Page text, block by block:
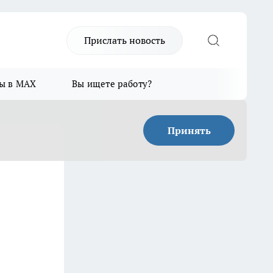
Прислать новость
в MAX Вы ищете работу?
Принять